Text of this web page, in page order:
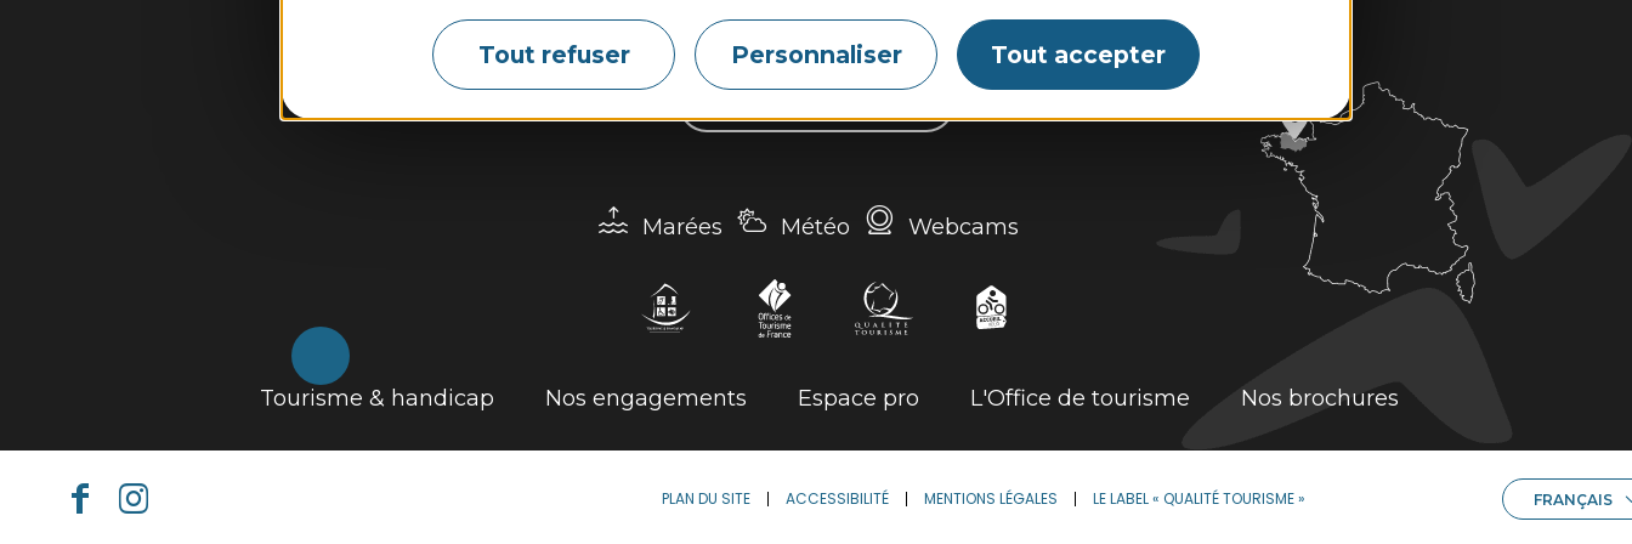
Tout refuser Personnaliser Tout accepter
Marées Météo Webcams
Tourisme & handicap Nos engagements Espace pro L'Office de tourisme Nos brochures
PLAN DU SITE ACCESSIBILITÉ MENTIONS LÉGALES LE LABEL « QUALITÉ TOURISME » FRANÇAIS
DEUTSCH
ENGLISH